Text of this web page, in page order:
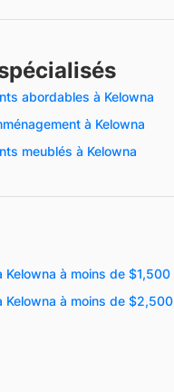
abordables à Kelowna
à Kelowna
meublés à Kelowna
Kelowna à moins de $1,500
Kelowna à moins de $2,500